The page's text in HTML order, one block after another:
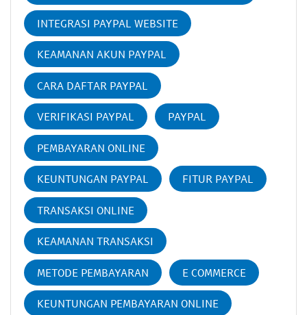
INTEGRASI PAYPAL WEBSITE
KEAMANAN AKUN PAYPAL
CARA DAFTAR PAYPAL
VERIFIKASI PAYPAL PAYPAL
PEMBAYARAN ONLINE
KEUNTUNGAN PAYPAL FITUR PAYPAL
TRANSAKSI ONLINE
KEAMANAN TRANSAKSI
METODE PEMBAYARAN E COMMERCE
KEUNTUNGAN PEMBAYARAN ONLINE